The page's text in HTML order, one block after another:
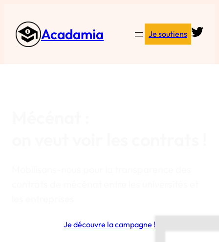
Acadamia Je soutiens
Je découvre la campagne !